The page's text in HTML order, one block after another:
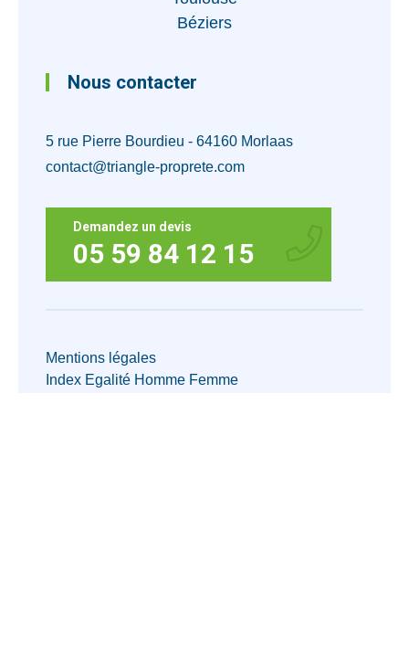
Béziers
Nous contacter
5 rue Pierre Bourdieu - 64160 Morlaas
contact@triangle-proprete.com
Demandez un devis
05 59 84 12 15
Mentions légales
Index Egalité Homme Femme